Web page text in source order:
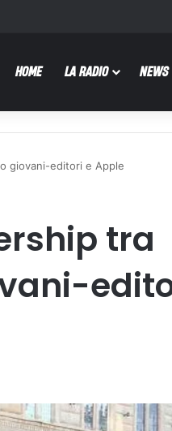
HOME LA RADIO NEWS
giovani-editori e Apple
tra